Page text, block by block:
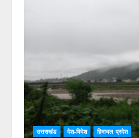
उत्तराखंड देश-विदेश हिमाचल प्रदेश